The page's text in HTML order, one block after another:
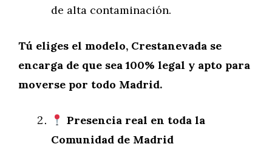
de alta contaminación.
Tú eliges el modelo, Crestanevada se
encarga de que sea 100% legal y apto para
moverse por todo Madrid.
Presencia real en toda la
Comunidad de Madrid